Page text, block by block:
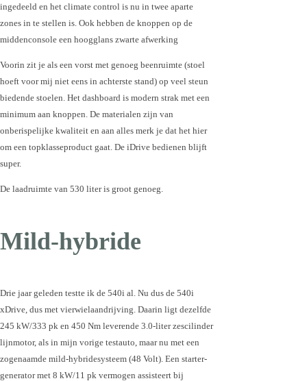
ingedeeld en het climate control is nu in twee aparte
zones in te stellen is. Ook hebben de knoppen op de
middenconsole een hoogglans zwarte afwerking
Voorin zit je als een vorst met genoeg beenruimte (stoel
hoeft voor mij niet eens in achterste stand) op veel steun
biedende stoelen. Het dashboard is modern strak met een
minimum aan knoppen. De materialen zijn van
onberispelijke kwaliteit en aan alles merk je dat het hier
om een topklasseproduct gaat. De iDrive bedienen blijft
super.
De laadruimte van 530 liter is groot genoeg.
Mild-hybride
Drie jaar geleden testte ik de 540i al. Nu dus de 540i
xDrive, dus met vierwielaandrijving. Daarin ligt dezelfde
245 kW/333 pk en 450 Nm leverende 3.0-liter zescilinder
lijnmotor, als in mijn vorige testauto, maar nu met een
zogenaamde mild-hybridesysteem (48 Volt). Een starter-
generator met 8 kW/11 pk vermogen assisteert bij